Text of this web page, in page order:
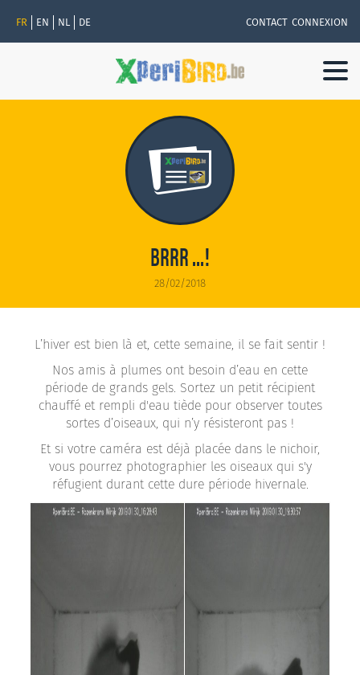
FR EN NL DE CONTACT CONNEXION
BRRR ...!
28/02/2018
L’hiver est bien là et, cette semaine, il se fait sentir !
Nos amis à plumes ont besoin d’eau en cette
période de grands gels. Sortez un petit récipient
chauffé et rempli d'eau tiède pour observer toutes
sortes d’oiseaux, qui n’y résisteront pas !
Et si votre caméra est déjà placée dans le nichoir,
vous pourrez photographier les oiseaux qui s'y
réfugient durant cette dure période hivernale.